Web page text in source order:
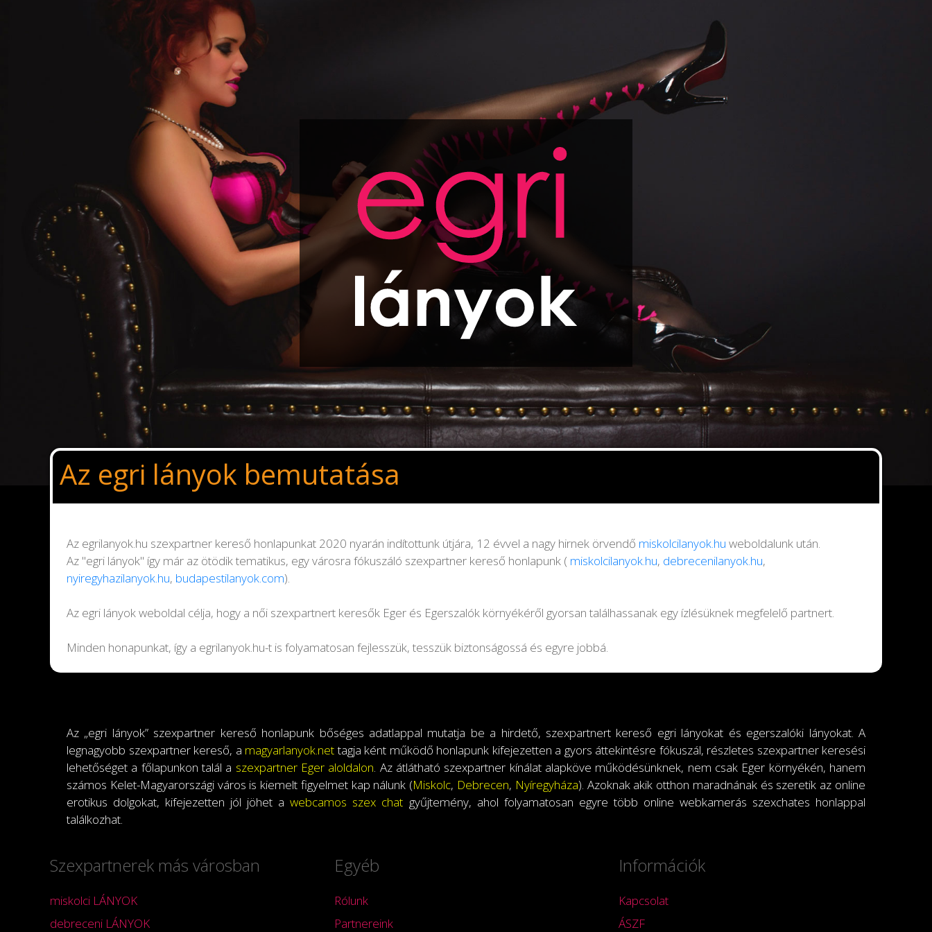
Az egri lányok bemutatása
Az egrilanyok.hu szexpartner kereső honlapunkat 2020 nyarán indítottunk útjára, 12 évvel a nagy hirnek örvendő miskolcilanyok.hu weboldalunk után.
Az "egri lányok" így már az ötödik tematikus, egy városra fókuszáló szexpartner kereső honlapunk ( miskolcilanyok.hu, debrecenilanyok.hu,
nyiregyhazilanyok.hu, budapestilanyok.com).
Az egri lányok weboldal célja, hogy a női szexpartnert keresők Eger és Egerszalók környékéről gyorsan találhassanak egy ízlésüknek megfelelő partnert.
Minden honapunkat, így a egrilanyok.hu-t is folyamatosan fejlesszük, tesszük biztonságossá és egyre jobbá.
Az „egri lányok” szexpartner kereső honlapunk bőséges adatlappal mutatja be a hirdető, szexpartnert kereső egri lányokat és egerszalóki lányokat. A
legnagyobb szexpartner kereső, a magyarlanyok.nettagja ként működő honlapunk kifejezetten a gyors áttekintésre fókuszál, részletes szexpartner keresési
lehetőséget a főlapunkon talál a szexpartner Eger aloldalon. Az átlátható szexpartner kínálat alapköve működésünknek, nem csak Eger környékén, hanem
számos Kelet-Magyarországi város is kiemelt figyelmet kap nálunk (Miskolc, Debrecen, Nyíregyháza). Azoknak akik otthon maradnának és szeretik az online
erotikus dolgokat, kifejezetten jól jöhet awebcamos szex chat gyűjtemény, ahol folyamatosan egyre több online webkamerás szexchates honlappal
találkozhat.
Szexpartnerek más városban
miskolci LÁNYOK
debreceni LÁNYOK
Egyéb
Rólunk
Partnereink
Információk
Kapcsolat
ÁSZF